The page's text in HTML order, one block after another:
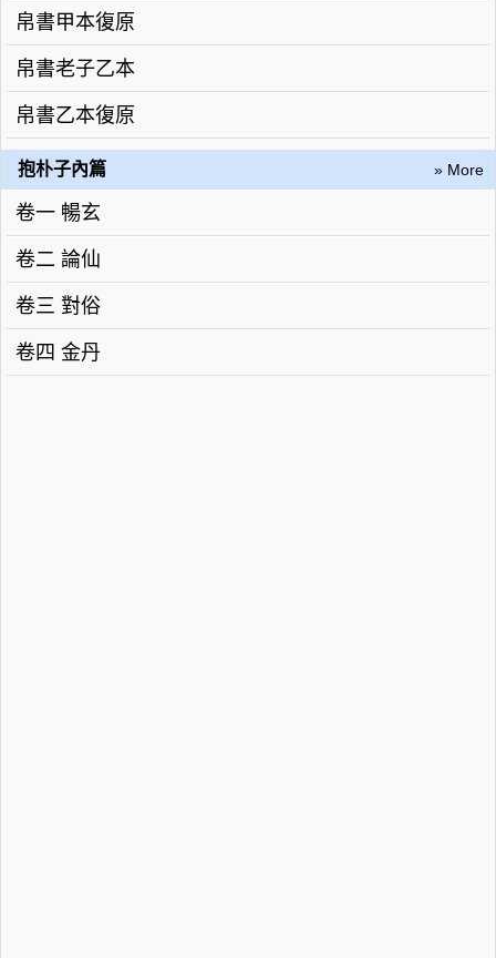
帛書甲本復原
帛書老子乙本
帛書乙本復原
抱朴子內篇 » More
卷一 暢玄
卷二 論仙
卷三 對俗
卷四 金丹